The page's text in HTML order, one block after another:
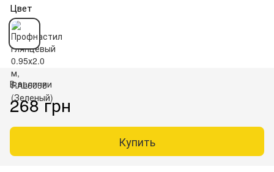
Цвет
В наличии
268 грн
Купить